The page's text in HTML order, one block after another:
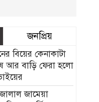
জনপ্রিয়
বিয়ের কেনাকাটা
আর বাড়ি ফেরা হলো
জামেয়া